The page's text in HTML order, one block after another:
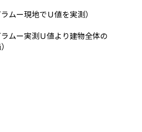
ムー現地でＵ値を実測）
ラムー実測Ｕ値より建物全体の